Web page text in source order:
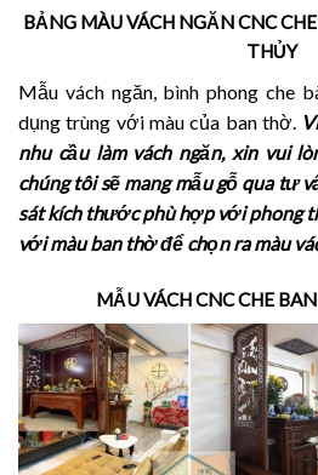
BẢNG MÀU VÁCH NGĂN CNC
THỦY
Mẫu vách ngăn, bình phong che
dụng trùng với màu của ban thờ.
nhu cầu làm vách ngăn, xin vui
chúng tôi sẽ mang mẫu gỗ qua tư
sát kích thước phù hợp với phong
với màu ban thờ để chọn ra màu
MẪU VÁCH CNC CHE